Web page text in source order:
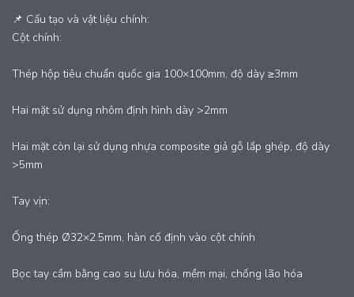
📌 Cấu tạo và vật liệu chính:
Cột chính:
Thép hộp tiêu chuẩn quốc gia 100×100mm, độ dày ≥3mm
Hai mặt sử dụng nhôm định hình dày >2mm
Hai mặt còn lại sử dụng nhựa composite giả gỗ lắp ghép, độ dày
>5mm
Tay vịn:
Ống thép Ø32×2.5mm, hàn cố định vào cột chính
Bọc tay cầm bằng cao su lưu hóa, mềm mại, chống lão hóa